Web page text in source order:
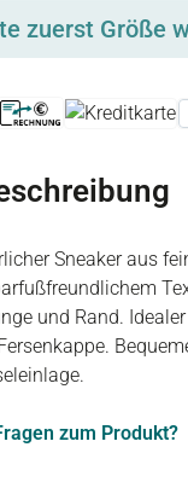
zuerst Größe
Sneaker aus
und Rand.
zum Produkt?